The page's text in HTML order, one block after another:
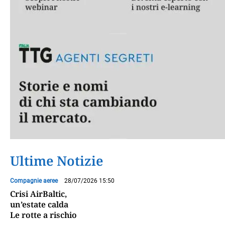
Ultime Notizie
Compagnie aeree 28/07/2026 15:50
Crisi AirBaltic,
un’estate calda
Le rotte a rischio